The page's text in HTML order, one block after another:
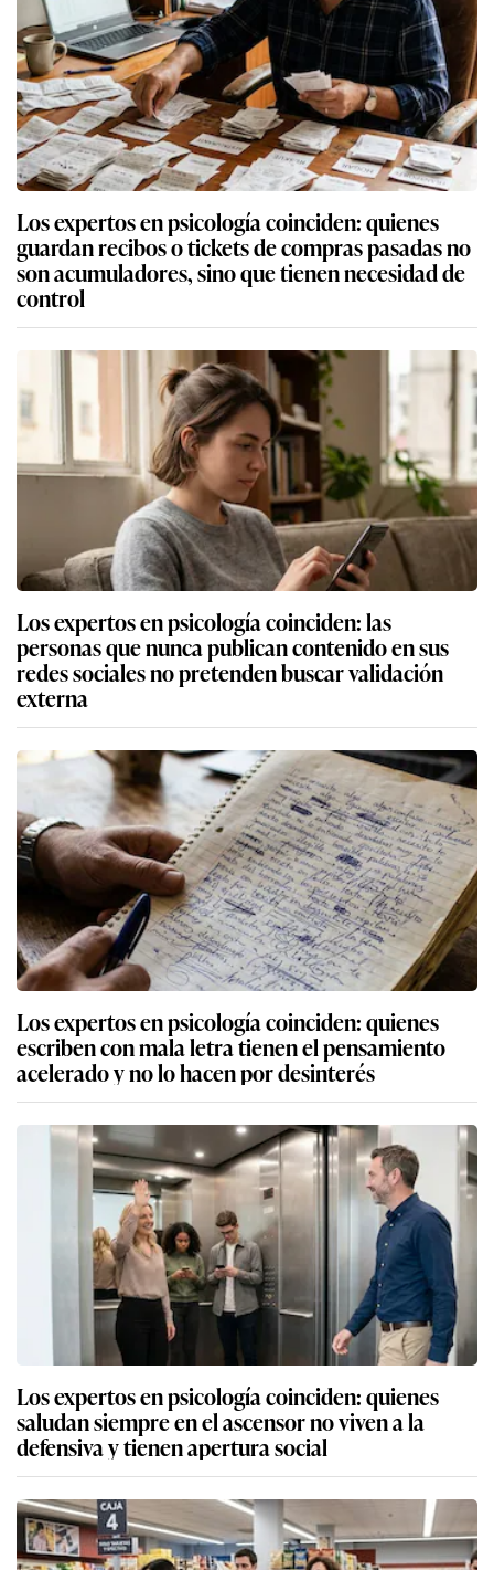
Los expertos en psicología coinciden: quienes
guardan recibos o tickets de compras pasadas no
son acumuladores, sino que tienen necesidad de
control
Los expertos en psicología coinciden: las
personas que nunca publican contenido en sus
redes sociales no pretenden buscar validación
externa
Los expertos en psicología coinciden: quienes
escriben con mala letra tienen el pensamiento
acelerado y no lo hacen por desinterés
Los expertos en psicología coinciden: quienes
saludan siempre en el ascensor no viven a la
defensiva y tienen apertura social